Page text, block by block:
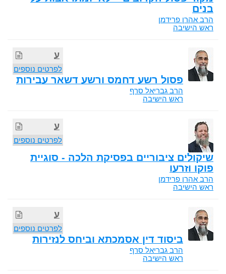
בנים
הרב אהרן פרידמן
ראש הישיבה
ע
לפרטים נוספים
פסול רשע דחמס ורשע דשאר עבירות
הרב גבריאל סרף
ראש הישיבה
ע
לפרטים נוספים
שיקולים ציבוריים בפסיקת הלכה - סוגיית
פוקו וזרעו
הרב אהרן פרידמן
ראש הישיבה
ע
לפרטים נוספים
ביסוד דין אסמכתא וביחס לנזירות
הרב גבריאל סרף
ראש הישיבה